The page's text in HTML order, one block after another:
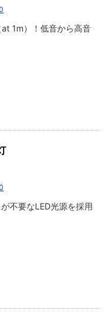
1m）！低音から高音
不要なLED光源を採用